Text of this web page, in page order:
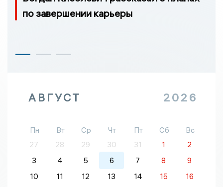
по завершении карьеры
АВГУСТ 2026
Пн Вт Ср Чт Пт Сб
Вс
27
28 29 30 31 1
2
3
4 5 6 7 8
9
10
11 12 13 14 15
16